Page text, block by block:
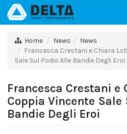
Home News
News
Francesca Crestani e Chiara
Sale Sul Podio Alle Bandie Degli Eroi
Francesca Crestani e
Coppia Vincente Sale
Bandie Degli Eroi